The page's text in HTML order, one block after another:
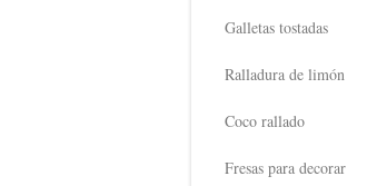
Galletas tostadas
Ralladura de limón
Coco rallado
Fresas para decorar